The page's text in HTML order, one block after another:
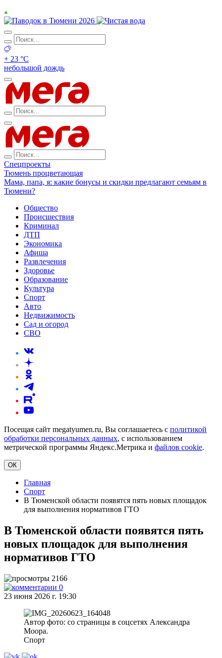
+ 23 °С
небольшой дождь
Спецпроекты
Тюмень процветающая
Мама, папа, я: какие бонусы и скидки предлагают семьям в
Тюмени?
Общество
Происшествия
Криминал
ДТП
Экономика
Афиша
Развлечения
Здоровье
Образование
Культура
Спорт
Авто
Недвижимость
Сад и огород
СВО
Посещая сайт megatyumen.ru, Вы соглашаетесь с политикой
обработки персональных данных, с использованием
метрической программы Яндекс.Метрика и файлов cookie.
ОК
Главная
Спорт
В Тюменской области появятся пять новых площадок
для выполнения нормативов ГТО
В Тюменской области появятся пять
новых площадок для выполнения
нормативов ГТО
2166
0
23 июня 2026 г. 19:30
Автор фото: со страницы в соцсетях Александра
Моора.
Спорт